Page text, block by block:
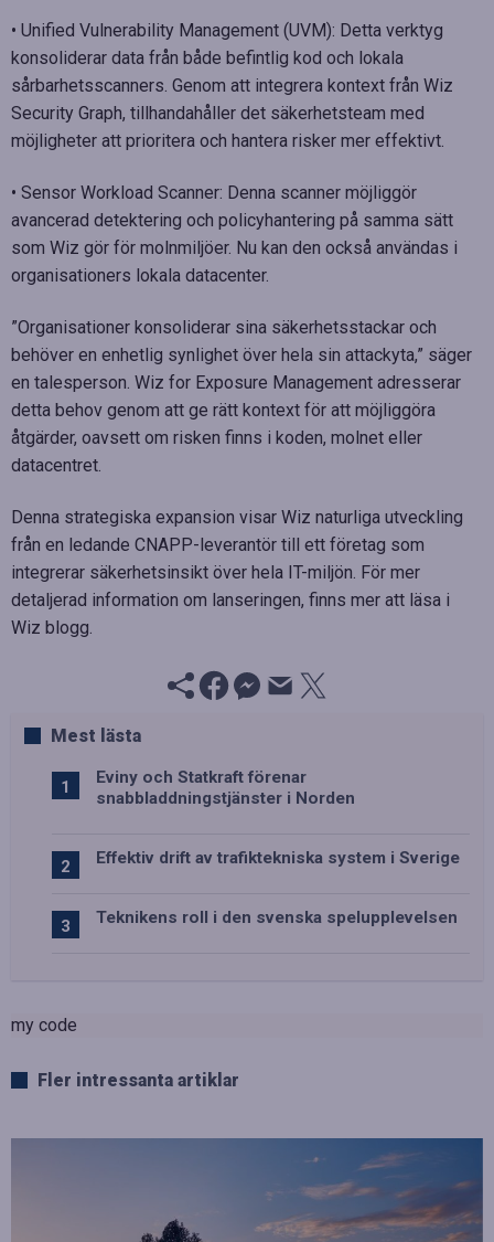
• Unified Vulnerability Management (UVM): Detta verktyg
konsoliderar data från både befintlig kod och lokala
sårbarhetsscanners. Genom att integrera kontext från Wiz
Security Graph, tillhandahåller det säkerhetsteam med
möjligheter att prioritera och hantera risker mer effektivt.
• Sensor Workload Scanner: Denna scanner möjliggör
avancerad detektering och policyhantering på samma sätt
som Wiz gör för molnmiljöer. Nu kan den också användas i
organisationers lokala datacenter.
”Organisationer konsoliderar sina säkerhetsstackar och
behöver en enhetlig synlighet över hela sin attackyta,” säger
en talesperson. Wiz for Exposure Management adresserar
detta behov genom att ge rätt kontext för att möjliggöra
åtgärder, oavsett om risken finns i koden, molnet eller
datacentret.
Denna strategiska expansion visar Wiz naturliga utveckling
från en ledande CNAPP-leverantör till ett företag som
integrerar säkerhetsinsikt över hela IT-miljön. För mer
detaljerad information om lanseringen, finns mer att läsa i
Wiz blogg.
Mest lästa
Eviny och Statkraft förenar
snabbladdningstjänster i Norden
Effektiv drift av trafiktekniska system i Sverige
Teknikens roll i den svenska spelupplevelsen
my code
Fler intressanta artiklar